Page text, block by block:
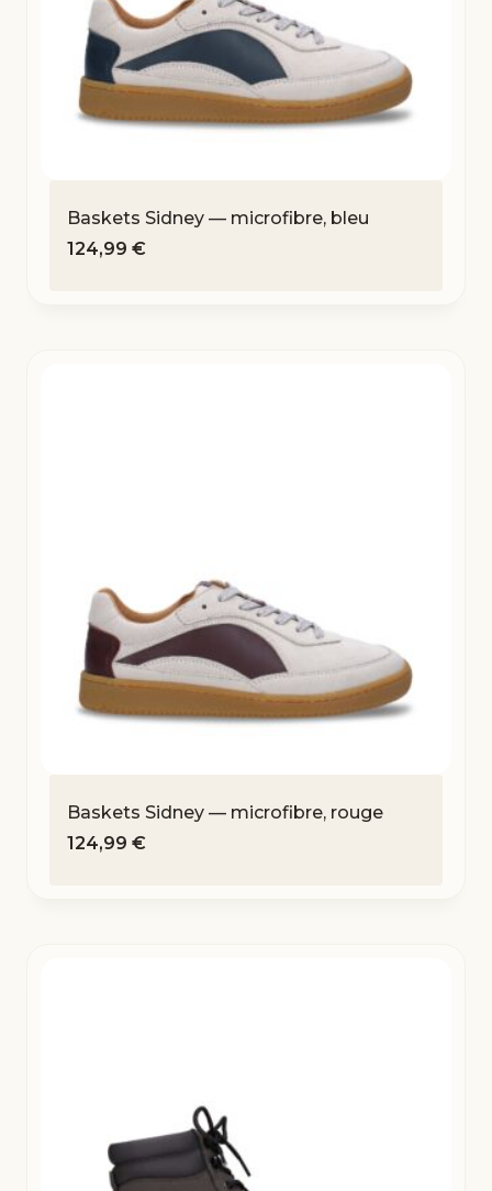
Baskets Sidney — microfibre, bleu
124,99 €
Baskets Sidney — microfibre, rouge
124,99 €